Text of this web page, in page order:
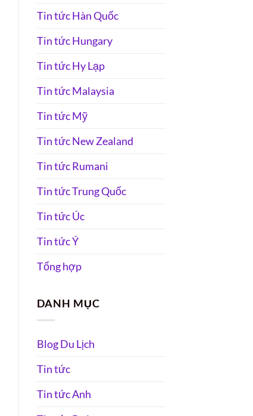
Tin tức Hàn Quốc
Tin tức Hungary
Tin tức Hy Lạp
Tin tức Malaysia
Tin tức Mỹ
Tin tức New Zealand
Tin tức Rumani
Tin tức Trung Quốc
Tin tức Úc
Tin tức Ý
Tổng hợp
DANH MỤC
Blog Du Lịch
Tin tức
Tin tức Anh